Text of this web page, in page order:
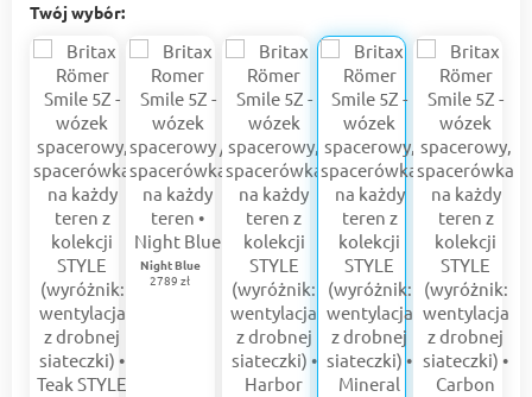
Twój wybór:
Night Blue
2789 zł